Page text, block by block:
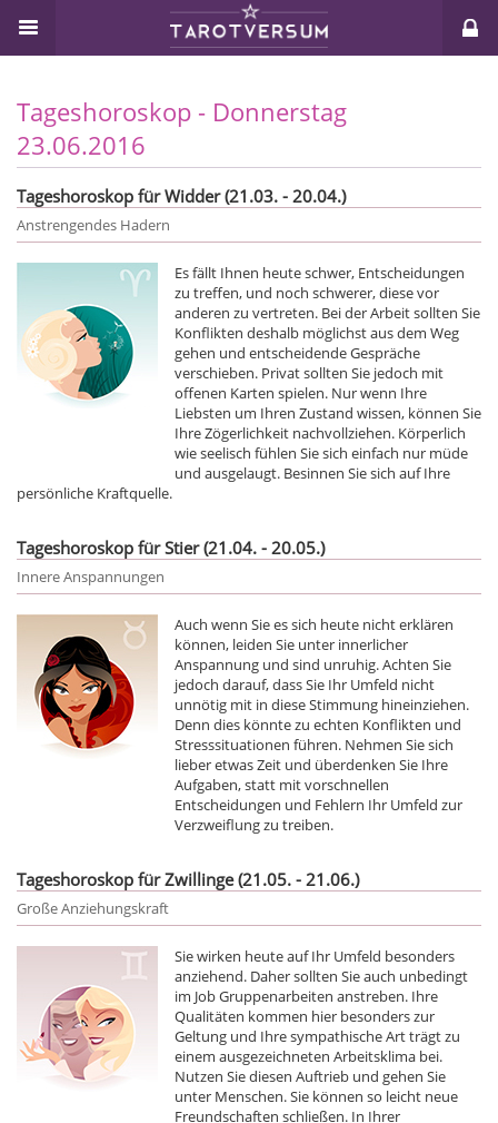
Tageshoroskop - Donnerstag
23.06.2016
Tageshoroskop für Widder (21.03. - 20.04.)
Anstrengendes Hadern
Es fällt Ihnen heute schwer, Entscheidungen
zu treffen, und noch schwerer, diese vor
anderen zu vertreten. Bei der Arbeit sollten Sie
Konflikten deshalb möglichst aus dem Weg
gehen und entscheidende Gespräche
verschieben. Privat sollten Sie jedoch mit
offenen Karten spielen. Nur wenn Ihre
Liebsten um Ihren Zustand wissen, können Sie
Ihre Zögerlichkeit nachvollziehen. Körperlich
wie seelisch fühlen Sie sich einfach nur müde
und ausgelaugt. Besinnen Sie sich auf Ihre
persönliche Kraftquelle.
Tageshoroskop für Stier (21.04. - 20.05.)
Innere Anspannungen
Auch wenn Sie es sich heute nicht erklären
können, leiden Sie unter innerlicher
Anspannung und sind unruhig. Achten Sie
jedoch darauf, dass Sie Ihr Umfeld nicht
unnötig mit in diese Stimmung hineinziehen.
Denn dies könnte zu echten Konflikten und
Stresssituationen führen. Nehmen Sie sich
lieber etwas Zeit und überdenken Sie Ihre
Aufgaben, statt mit vorschnellen
Entscheidungen und Fehlern Ihr Umfeld zur
Verzweiflung zu treiben.
Tageshoroskop für Zwillinge (21.05. - 21.06.)
Große Anziehungskraft
Sie wirken heute auf Ihr Umfeld besonders
anziehend. Daher sollten Sie auch unbedingt
im Job Gruppenarbeiten anstreben. Ihre
Qualitäten kommen hier besonders zur
Geltung und Ihre sympathische Art trägt zu
einem ausgezeichneten Arbeitsklima bei.
Nutzen Sie diesen Auftrieb und gehen Sie
unter Menschen. Sie können so leicht neue
Freundschaften schließen. In Ihrer